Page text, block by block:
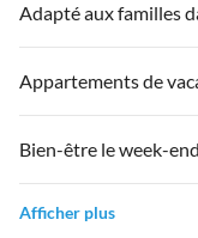
Adapté aux familles
Appartements de
Bien-être le week-
Afficher plus